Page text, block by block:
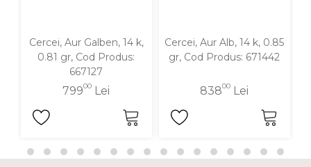
Cercei, Aur Galben, 14 k,
0.81 gr, Cod Produs:
667127
79900 Lei
Cercei, Aur Alb, 14 k, 0.85
gr, Cod Produs: 671442
83800 Lei